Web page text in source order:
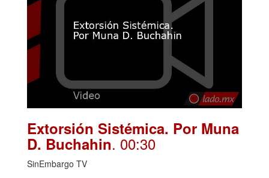
Extorsión Sistémica. Por Muna
D. Buchahin. 00:30
SinEmbargo TV